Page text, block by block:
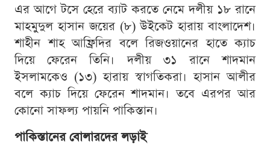
এর আগে টসে হেরে ব্যাট করতে নেমে দলীয় ১৮ রানে
মাহমুদুল হাসান জয়ের (৮) উইকেট হারায় বাংলাদেশ।
শাহীন শাহ আফ্রিদির বলে রিজওয়ানের হাতে ক্যাচ
দিয়ে ফেরেন তিনি। দলীয় ৩১ রানে শাদমান
ইসলামকেও (১৩) হারায় স্বাগতিকরা। হাসান আলীর
বলে ক্যাচ দিয়ে ফেরেন শাদমান। তবে এরপর আর
কোনো সাফল্য পায়নি পাকিস্তান।
পাকিস্তানের বোলারদের লড়াই